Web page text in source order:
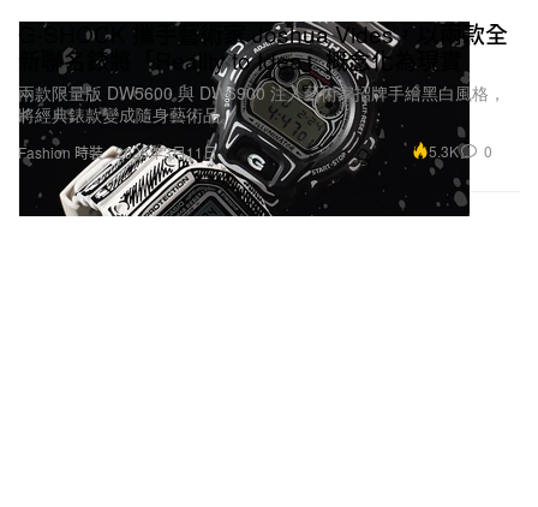
Fashion 時裝
G-SHOCK 攜手藝術家 Joshua Vides，以兩款全
新聯名錶將「Reality to Idea」概念化為現實
兩款限量版 DW5600 與 DW6900 注入藝術家招牌手繪黑白風格，
將經典錶款變成隨身藝術品。
2026年3月11日 5.3K 0